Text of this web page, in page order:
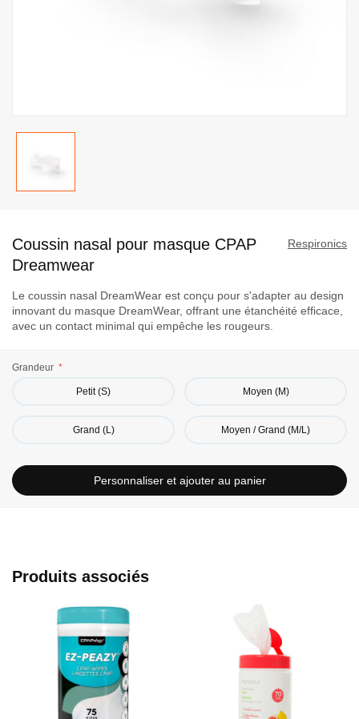
début
de
Galerie
Respironics
Coussin nasal pour masque CPAP
Dreamwear
Le coussin nasal DreamWear est conçu pour s'adapter au design
innovant du masque DreamWear, offrant une étanchéité efficace,
avec un contact minimal qui empêche les rougeurs.
Grandeur
Petit (S) Moyen (M)
Grand (L) Moyen / Grand (M/L)
Personnaliser et ajouter au panier
Produits associés